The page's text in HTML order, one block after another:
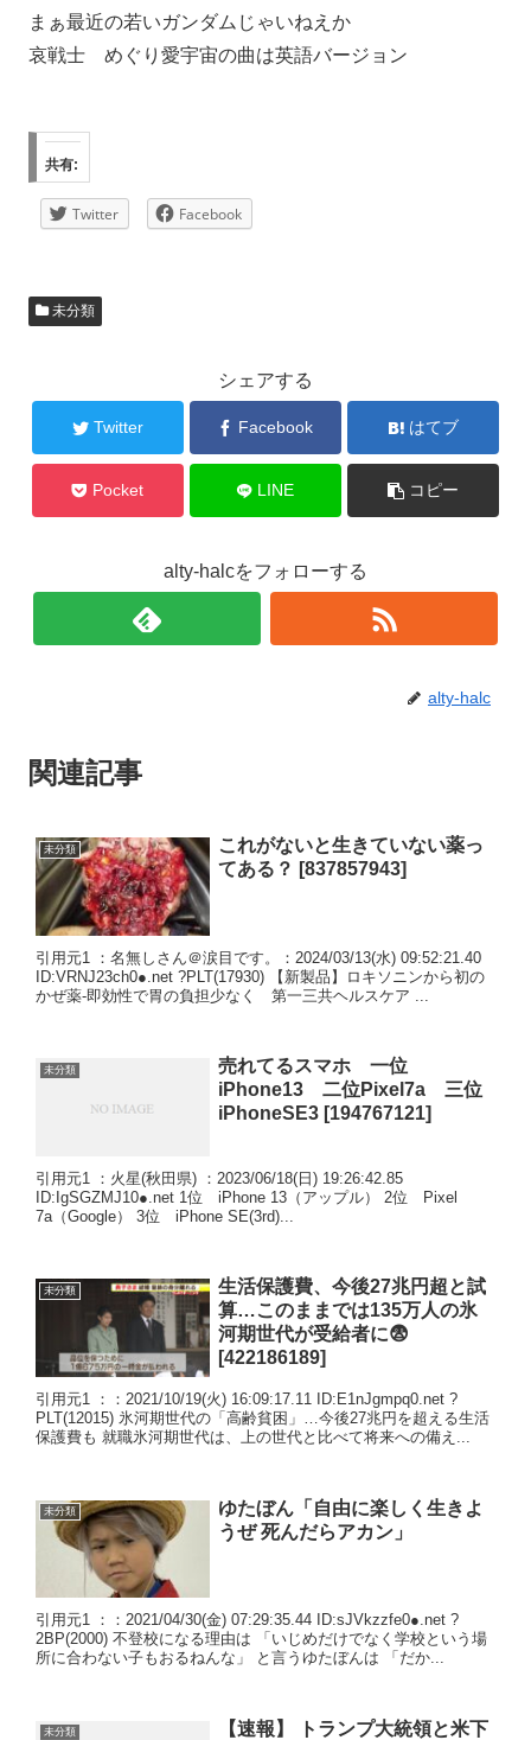
まぁ最近の若いガンダムじゃいねえか
哀戦士 めぐり愛宇宙の曲は英語バージョン
共有:
Twitter Facebook
未分類
シェアする
Twitter Facebook はてブ
Pocket LINE コピー
alty-halcをフォローする
alty-halc
関連記事
未分類
これがないと生きていない薬っ
てある？ [837857943]
引用元1 ：名無しさん＠涙目です。：2024/03/13(水) 09:52:21.40
ID:VRNJ23ch0●.net ?PLT(17930) 【新製品】ロキソニンから初の
かぜ薬‐即効性で胃の負担少なく 第一三共ヘルスケア ...
未分類
売れてるスマホ 一位
iPhone13 二位Pixel7a 三位
iPhoneSE3 [194767121]
引用元1 ：火星(秋田県) ：2023/06/18(日) 19:26:42.85
ID:IgSGZMJ10●.net 1位 iPhone 13（アップル） 2位 Pixel
7a（Google） 3位 iPhone SE(3rd)...
未分類
生活保護費、今後27兆円超と試
算…このままでは135万人の氷
河期世代が受給者に😨
[422186189]
引用元1 ：：2021/10/19(火) 16:09:17.11 ID:E1nJgmpq0.net ?
PLT(12015) 氷河期世代の「高齢貧困」…今後27兆円を超える生活
保護費も 就職氷河期世代は、上の世代と比べて将来への備え...
未分類
ゆたぼん「自由に楽しく生きよ
うぜ 死んだらアカン」
引用元1 ：：2021/04/30(金) 07:29:35.44 ID:sJVkzzfe0●.net ?
2BP(2000) 不登校になる理由は 「いじめだけでなく学校という場
所に合わない子もおるねんな」 と言うゆたぼんは 「だか...
未分類
【速報】 トランプ大統領と米下